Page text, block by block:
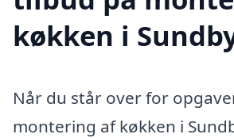
køkken i
Når du står over for
montering af køkken i